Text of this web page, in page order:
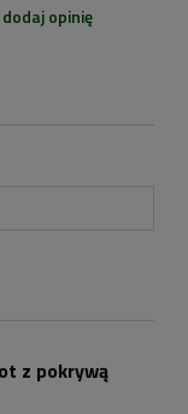
dodaj opinię
z pokrywą